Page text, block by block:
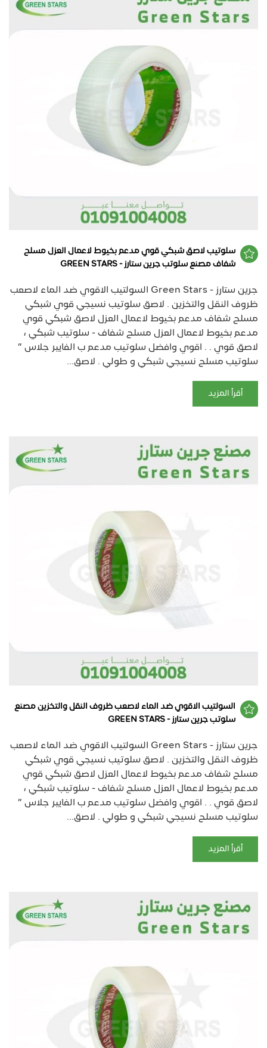
سلوتيب لاصق شبكي قوي مدعم بخيوط لاعمال العزل مسلح
شفاف مصنع سلوتب جرين ستارز - GREEN STARS
جرين ستارز - Green Stars السولتيب الاقوي ضد الماء لاصعب
ظروف النقل والتخزين . لاصق سلوتيب نسيجي قوي شبكي
مسلح شفاف مدعم بخيوط لاعمال العزل لاصق شبكي قوي
مدعم بخيوط لاعمال العزل مسلح شفاف - سلوتيب شبكي ،
لاصق قوي . . اقوي وافضل سلوتيب مدعم ب الفايبر جلاس ”
سلوتيب مسلح نسيجي شبكي و طولي . لاصق...
أقرأ المزيد
السولتيب الاقوي ضد الماء لاصعب ظروف النقل والتخزين مصنع
سلوتب جرين ستارز - GREEN STARS
جرين ستارز - Green Stars السولتيب الاقوي ضد الماء لاصعب
ظروف النقل والتخزين . لاصق سلوتيب نسيجي قوي شبكي
مسلح شفاف مدعم بخيوط لاعمال العزل لاصق شبكي قوي
مدعم بخيوط لاعمال العزل مسلح شفاف - سلوتيب شبكي ،
لاصق قوي . . اقوي وافضل سلوتيب مدعم ب الفايبر جلاس ”
سلوتيب مسلح نسيجي شبكي و طولي . لاصق...
أقرأ المزيد